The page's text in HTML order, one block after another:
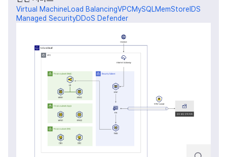
Virtual MachineLoad BalancingVPCMySQLMemStore IDS
Managed SecurityDDoS Defender